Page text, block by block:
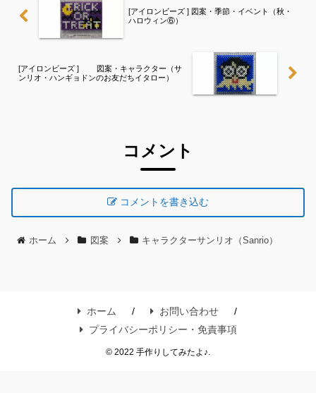
[アイロンビーズ ] 図案・季節・イベント（秋・
ハロウィン⑥）
[アイロンビーズ ] 図案・キャラクター（サ
ンリオ・ハンギョドンのお友だちイタロー）
コメント
コメントを書き込む
ホーム 図案 キャラクターサンリオ（Sanrio）
ホーム
お問い合わせ
プライバシーポリシー・免責事項
© 2022 手作りしてみたよ♪.